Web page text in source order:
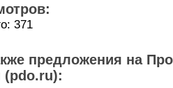
371
предложения на
(pdo.ru):